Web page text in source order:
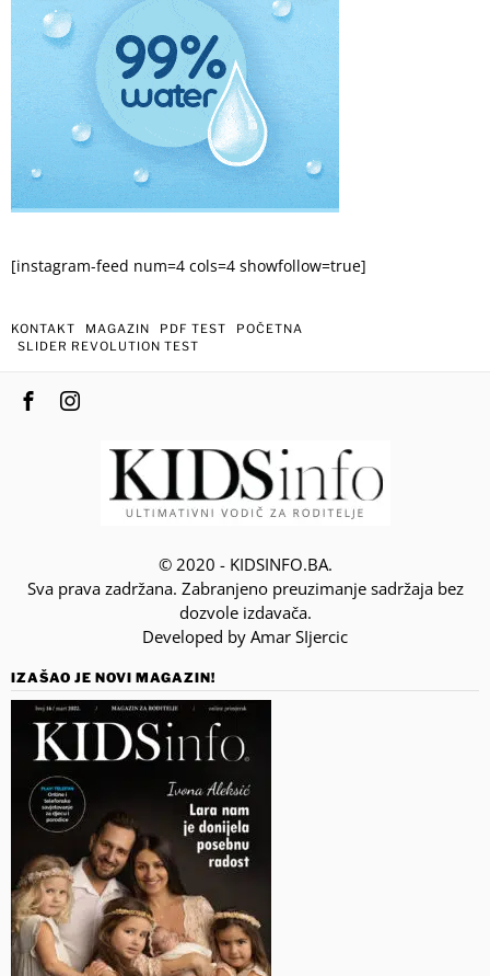
[instagram-feed num=4 cols=4 showfollow=true]
KONTAKT MAGAZIN PDF TEST
POČETNA
SLIDER REVOLUTION TEST
© 2020 - KIDSINFO.BA.
Sva prava zadržana. Zabranjeno preuzimanje sadržaja bez
dozvole izdavača.
Developed by Amar SIjercic
IZAŠAO JE NOVI MAGAZIN!